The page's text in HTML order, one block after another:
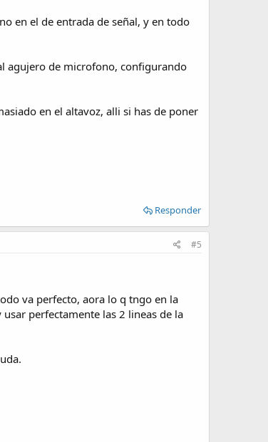
en el de entrada de señal, y en todo
agujero de microfono, configurando
en el altavoz, alli si has de poner
Responder
#5
va perfecto, aora lo q tngo en la
perfectamente las 2 lineas de la